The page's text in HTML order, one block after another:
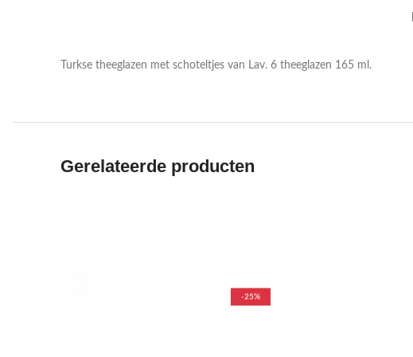
Turkse theeglazen met schoteltjes van Lav. 6 theeglazen 165 ml.
Gerelateerde producten
-25%